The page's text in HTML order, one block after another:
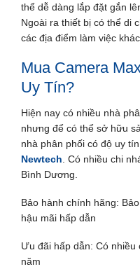
thể dễ dàng lắp đặt gắn
Ngoài ra thiết bị có thể di
các địa điểm làm việc khác.
Mua Camera
Uy Tín?
Hiện nay có nhiều nhà
nhưng để có thể sở hữu
nhà phân phối có độ uy
Newtech . Có nhiều chi
Bình Dương.
Bảo hành chính hãng:
hậu mãi hấp dẫn
Ưu đãi hấp dẫn: Có
năm